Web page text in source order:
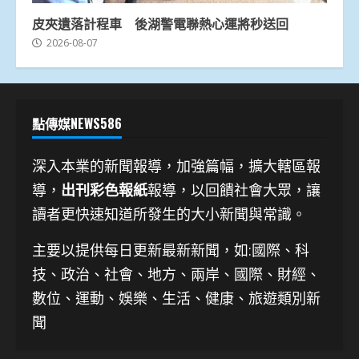
皮夾遺落計程車 後湖警電聯熱心運將秒送回
2026-08-07
點傳媒NEWS586
深入本業的新聞報導，加強篇幅，擴大轄區報
導， 出刊彩色報紙報導，以回饋社會大眾，讓
讀者更快速知道所發生的大小新聞與常識。
主要以提供每日更新最新新聞 ，如:國際、科
技、 政治、社會、地方、兩岸、國際、財經、
數位、運動、娛樂、生活、健康、旅遊類別新
聞